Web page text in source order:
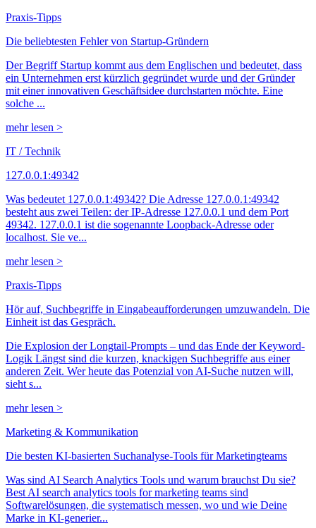
Praxis-Tipps
Die beliebtesten Fehler von Startup-Gründern
Der Begriff Startup kommt aus dem Englischen und bedeutet, dass
ein Unternehmen erst kürzlich gegründet wurde und der Gründer
mit einer innovativen Geschäftsidee durchstarten möchte. Eine
solche ...
mehr lesen >
IT / Technik
127.0.0.1:49342
Was bedeutet 127.0.0.1:49342? Die Adresse 127.0.0.1:49342
besteht aus zwei Teilen: der IP-Adresse 127.0.0.1 und dem Port
49342. 127.0.0.1 ist die sogenannte Loopback-Adresse oder
localhost. Sie ve...
mehr lesen >
Praxis-Tipps
Hör auf, Suchbegriffe in Eingabeaufforderungen umzuwandeln. Die
Einheit ist das Gespräch.
Die Explosion der Longtail-Prompts – und das Ende der Keyword-
Logik Längst sind die kurzen, knackigen Suchbegriffe aus einer
anderen Zeit. Wer heute das Potenzial von AI-Suche nutzen will,
sieht s...
mehr lesen >
Marketing & Kommunikation
Die besten KI-basierten Suchanalyse-Tools für Marketingteams
Was sind AI Search Analytics Tools und warum brauchst Du sie?
Best AI search analytics tools for marketing teams sind
Softwarelösungen, die systematisch messen, wo und wie Deine
Marke in KI-generier...